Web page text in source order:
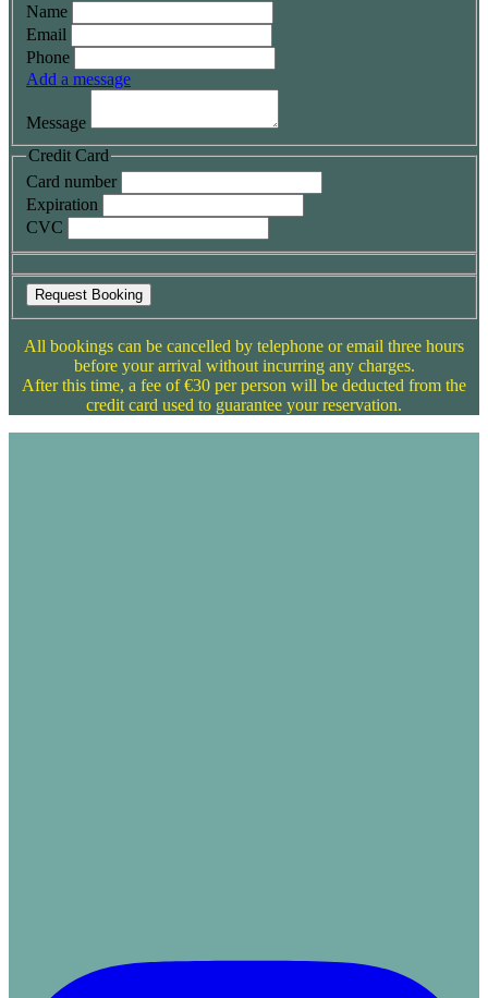
Name
Email
Phone
Add a message
Message
Credit Card
Card number
Expiration
CVC
Request Booking
All bookings can be cancelled by telephone or email three hours
before your arrival without incurring any charges.
After this time, a fee of €30 per person will be deducted from the
credit card used to guarantee your reservation.